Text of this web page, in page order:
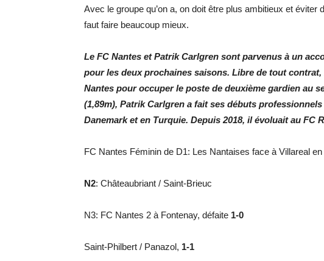
Avec le groupe qu’on a, on doit être plus ambitieux et éviter
faut faire beaucoup mieux.
Le FC Nantes et Patrik Carlgren sont parvenus à un
pour les deux prochaines saisons. Libre de tout
Nantes pour occuper le poste de deuxième gardien au
(1,89m), Patrik Carlgren a fait ses débuts
Danemark et en Turquie. Depuis 2018, il évoluait au FC
FC Nantes Féminin de D1: Les Nantaises face à Villareal
N2: Châteaubriant / Saint-Brieuc
N3: FC Nantes 2 à Fontenay, défaite 1-0
Saint-Philbert / Panazol, 1-1